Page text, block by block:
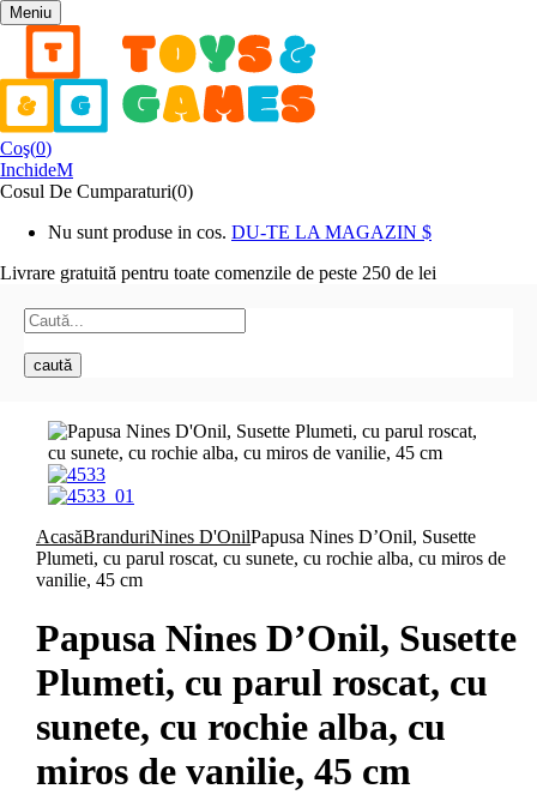
Meniu
Coş(0)
Inchide
Cosul De Cumparaturi(0)
Nu sunt produse in cos. DU-TE LA MAGAZIN
Livrare gratuită pentru toate comenzile de peste 250 de lei
caută
AcasăBranduriNines D'OnilPapusa Nines D’Onil, Susette
Plumeti, cu parul roscat, cu sunete, cu rochie alba, cu miros de
vanilie, 45 cm
Papusa Nines D’Onil, Susette
Plumeti, cu parul roscat, cu
sunete, cu rochie alba, cu
miros de vanilie, 45 cm